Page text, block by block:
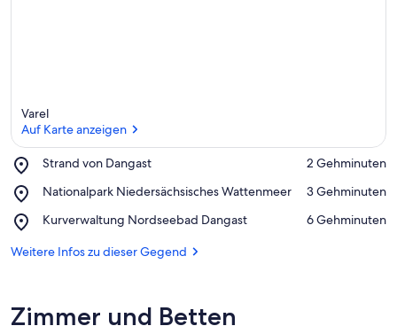
Varel
Auf Karte anzeigen
Strand von Dangast
Place,
von
‪2 Gehminuten‬
Nationalpark Niedersächsisches Wattenmeer
Place,
Niedersächsisches
‪3 Gehminuten‬
Kurverwaltung Nordseebad Dangast
Place,
Nordseebad
‪6 Gehminuten‬
Weitere Infos zu dieser Gegend
Zimmer und Betten